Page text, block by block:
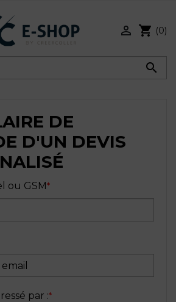

 shopping_cart (0)
DE
D'UN DEVIS
ou GSM
par :